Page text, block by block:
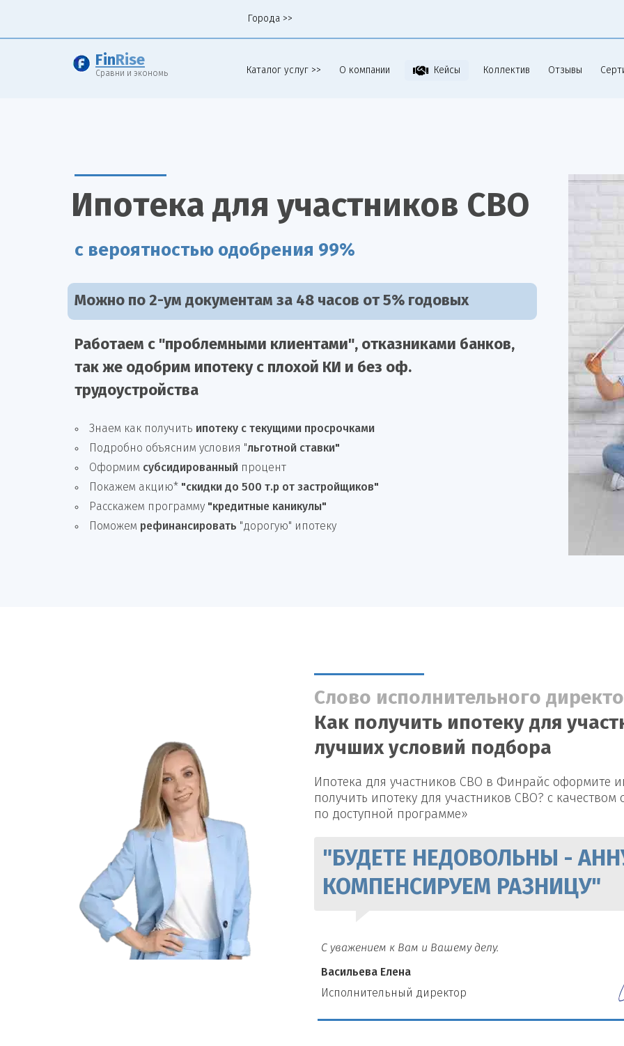
Города >>
Fin Rise
Сравни и экономь Каталог услуг >> О компании Кейсы Коллектив Отзывы
Ипотека для участников СВО
с вероятностью одобрения 99%
Можно по 2-ум документам за 48 часов от 5% годовых
Работаем с "проблемными клиентами", отказниками банков,
так же одобрим ипотеку с плохой КИ и без оф.
трудоустройства
Знаем как получить ипотеку с текущими просрочками
Подробно объясним условия "льготной ставки"
Оформим субсидированный процент
Покажем акцию* "скидки до 500 т.р от застройщиков"
Расскажем программу "кредитные каникулы"
Поможем рефинансировать "дорогую" ипотеку
Слово исполнительного
Как получить ипотеку для
лучших условий подбора
Ипотека для участников СВО в Финрайс оформите
получить ипотеку для участников СВО? с
по доступной программе»
"БУДЕТЕ НЕДОВОЛЬНЫ -
КОМПЕНСИРУЕМ РАЗНИЦУ"
С уважением к Вам и Вашему делу.
Васильева Елена
И сполнительный директор